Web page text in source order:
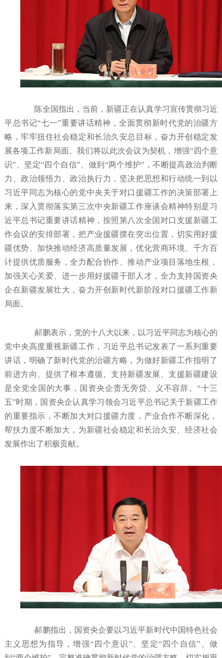
陈全国指出，当前，新疆正在认真学习宣传贯彻习近
平总书记“七一”重要讲话精神，全面贯彻新时代党的治疆方
略，牢牢扭住社会稳定和长治久安总目标，奋力开创稳定发
展各项工作新局面。我们将以此次会议为契机，增强“四个意
识”、坚定“四个自信”、做到“两个维护”，不断提高政治判断
力、政治领悟力、政治执行力，坚决把思想和行动统一到以
习近平同志为核心的党中央关于对口援疆工作的决策部署上
来，深入贯彻落实第三次中央新疆工作座谈会精神特别是习
近平总书记重要讲话精神，按照第八次全国对口支援新疆工
作会议的安排部署，把产业援疆摆在突出位置，切实用好援
疆优势、加快推动经济高质量发展，优化营商环境、千方百
计提供优质服务，全力配合协作、推动产业项目落地生根，
加强关心关爱、进一步用好援疆干部人才，全力支持国资央
企在新疆发展壮大，奋力开创新时代新阶段对口援疆工作新
局面。
郝鹏表示，党的十八大以来，以习近平同志为核心的
党中央高度重视新疆工作，习近平总书记发表了一系列重要
讲话，明确了新时代党的治疆方略，为做好新疆工作指明了
前进方向、提供了根本遵循。支持新疆发展、支援新疆建设
是全党全国的大事，国资央企责无旁贷、义不容辞。“十三
五”时期，国资央企认真学习领会习近平总书记关于新疆工作
的重要指示，不断加大对口援疆力度，产业合作不断深化，
帮扶力度不断加大，为新疆社会稳定和长治久安、经济社会
发展作出了积极贡献。
郝鹏指出，国资央企要以习近平新时代中国特色社会
主义思想为指导，增强“四个意识”、坚定“四个自信”、做